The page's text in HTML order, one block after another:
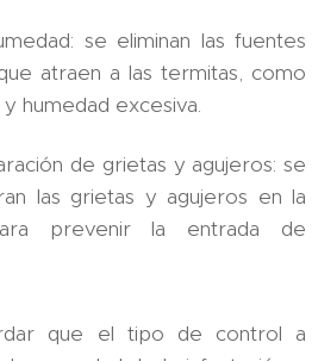
se eliminan las fuentes
atraen a las termitas, como
humedad excesiva.
de grietas y agujeros: se
las grietas y agujeros en la
prevenir la entrada de
que el tipo de control a